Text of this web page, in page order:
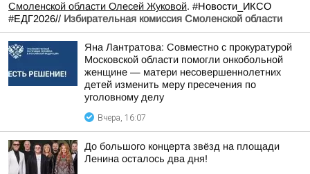
Смоленской области Олесей Жуковой. #Новости_ИКСО
#ЕДГ2026// Избирательная комиссия Смоленской области
Яна Лантратова: Совместно с прокуратурой
Московской области помогли онкобольной
женщине — матери несовершеннолетних
детей изменить меру пресечения по
уголовному делу
Вчера, 16:07
До большого концерта звёзд на площади
Ленина осталось два дня!